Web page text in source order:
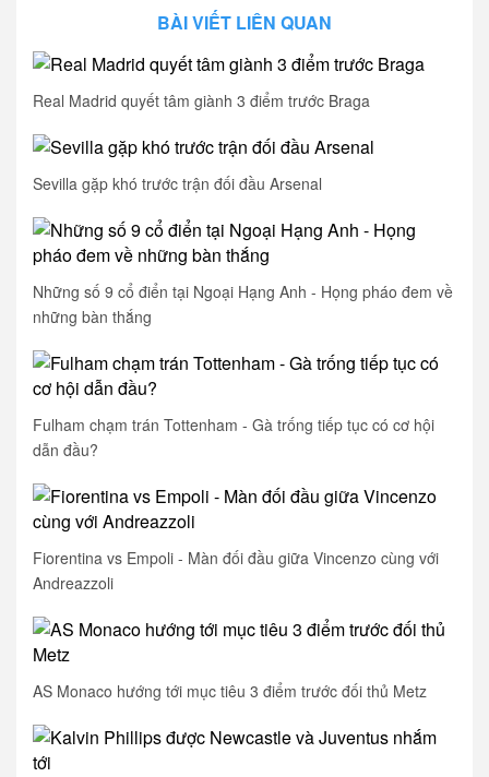
BÀI VIẾT LIÊN QUAN
Real Madrid quyết tâm giành 3 điểm trước Braga
Sevilla gặp khó trước trận đối đầu Arsenal
Những số 9 cổ điển tại Ngoại Hạng Anh - Họng pháo đem về
những bàn thắng
Fulham chạm trán Tottenham - Gà trống tiếp tục có cơ hội
dẫn đầu?
Fiorentina vs Empoli - Màn đối đầu giữa Vincenzo cùng với
Andreazzoli
AS Monaco hướng tới mục tiêu 3 điểm trước đối thủ Metz